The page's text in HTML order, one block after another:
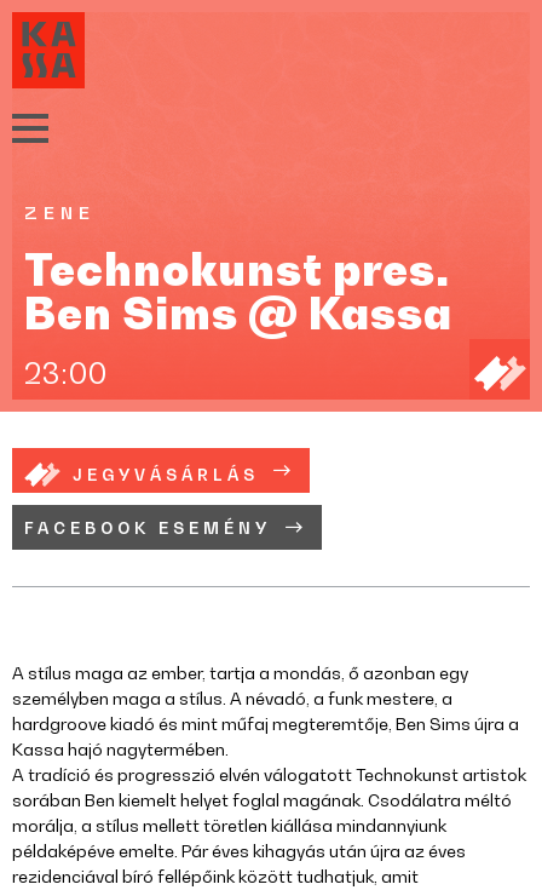
ZENE
Technokunst pres.
Ben Sims @ Kassa
23:00
JEGYVÁSÁRLÁS
FACEBOOK ESEMÉNY
A stílus maga az ember, tartja a mondás, ő azonban egy
személyben maga a stílus. A névadó, a funk mestere, a
hardgroove kiadó és mint műfaj megteremtője, Ben Sims újra a
Kassa hajó nagytermében.
A tradíció és progresszió elvén válogatott Technokunst artistok
sorában Ben kiemelt helyet foglal magának. Csodálatra méltó
morálja, a stílus mellett töretlen kiállása mindannyiunk
példaképéve emelte. Pár éves kihagyás után újra az éves
rezidenciával bíró fellépőink között tudhatjuk, amit